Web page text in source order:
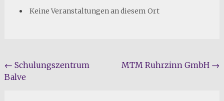
Keine Veranstaltungen an diesem Ort
Beitragsnavigation
← Schulungszentrum
Balve
MTM Ruhrzinn GmbH →